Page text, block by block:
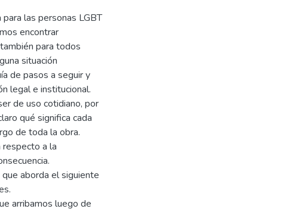
las personas LGBT
encontrar
para todos
situación
de pasos a seguir y
legal e institucional.
de uso cotidiano, por
qué significa cada
de toda la obra.
respecto a la
aborda el siguiente
arribamos luego de